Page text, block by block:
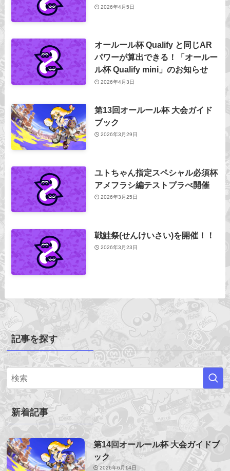
2026年4月5日
オールール杯 Qualify と同じAR
パワーが算出できる！「オールー
ル杯 Qualify mini」のお知らせ
2026年4月3日
第13回オールール杯 大会ガイド
ブック
2026年3月29日
ユトちゃん指定スペシャル必須杯
アメフラシ編テストプラべ開催
2026年3月25日
戦鮭祭(せんけいさい)を開催！！
2026年3月23日
記事を探す
新着記事
第14回オールール杯 大会ガイドブ
ック
2026年6月14日